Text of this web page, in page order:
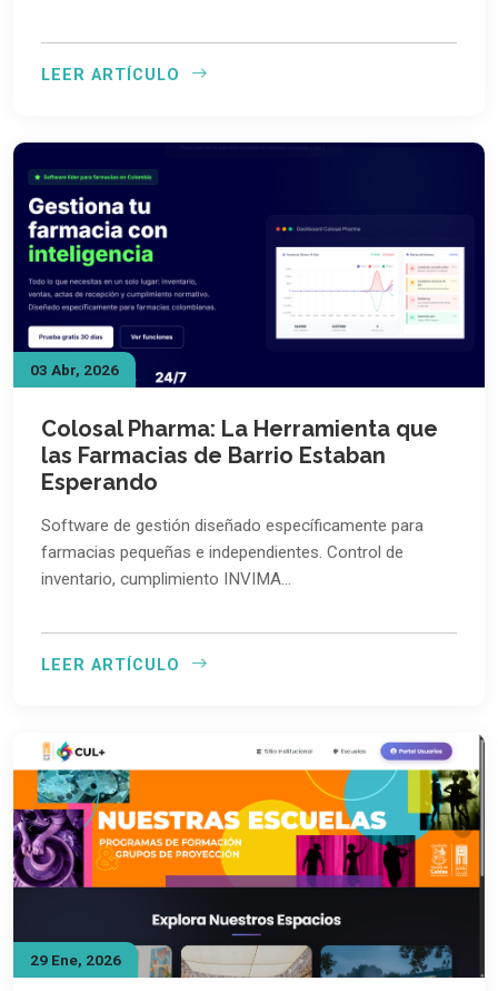
LEER ARTÍCULO
03 Abr, 2026
Colosal Pharma: La Herramienta que
las Farmacias de Barrio Estaban
Esperando
Software de gestión diseñado específicamente para
farmacias pequeñas e independientes. Control de
inventario, cumplimiento INVIMA…
LEER ARTÍCULO
29 Ene, 2026